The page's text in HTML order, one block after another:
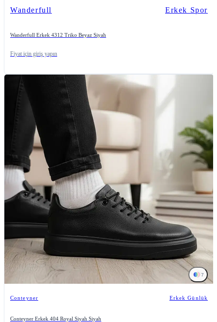
Wanderfull Erkek Spor
Wanderfull Erkek 4312 Triko Beyaz Siyah
Fiyat için giriş yapın
7
Conteyner Erkek Günlük
Conteyner Erkek 404 Royal Siyah Siyah